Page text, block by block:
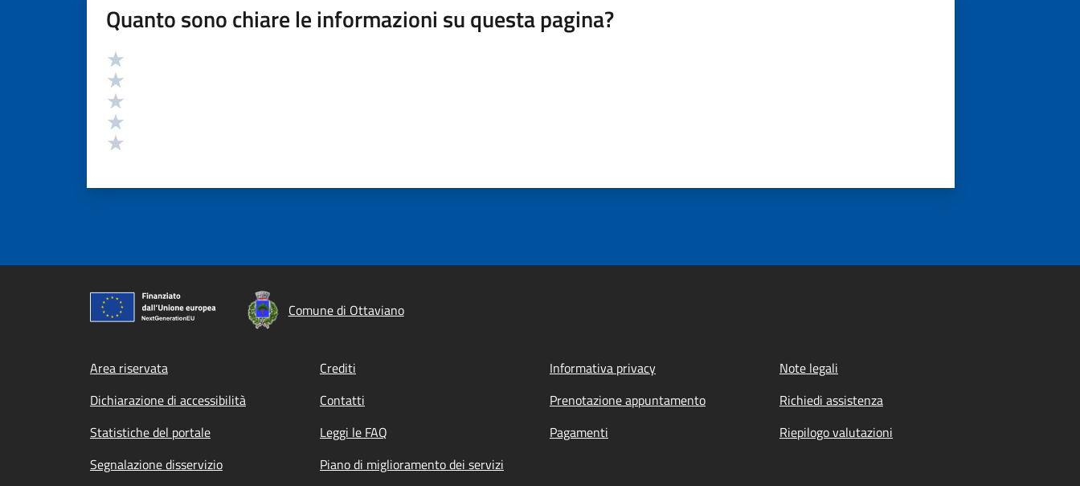
Quanto sono chiare le informazioni su questa pagina?
Valutazione
Comune di Ottaviano
Footer menu
Area riservata Crediti Informativa privacy
Note legali
Dichiarazione di accessibilità
Contatti Prenotazione appuntamento
Richiedi assistenza
Statistiche del portale
Leggi le FAQ Pagamenti
Riepilogo valutazioni
Segnalazione disservizio
Piano di miglioramento dei servizi